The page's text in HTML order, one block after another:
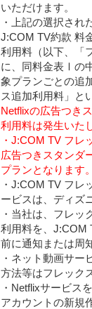
いただけます。
・上記の選択され
J:COM TV約款 料
利用料（以下、「
に、同料金表Ⅰの
象プランごとの追
ス追加利用料」と
Netflixの広告つき
利用料は発生いた
・J:COM TV フレ
広告つきスタンダ
プランとなります。
・J:COM TV フレ
ービスは、ディズ
・当社は、フレッ
利用料を、J:COM
前に通知または周
・ネット動画サー
方法等はフレック
・Netflixサービス
アカウントの新規